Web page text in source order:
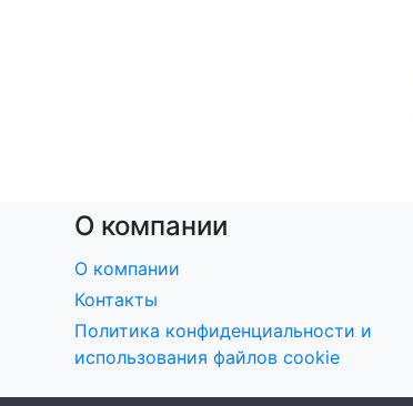
О компании
О компании
Контакты
Политика конфиденциальности и
использования файлов cookie